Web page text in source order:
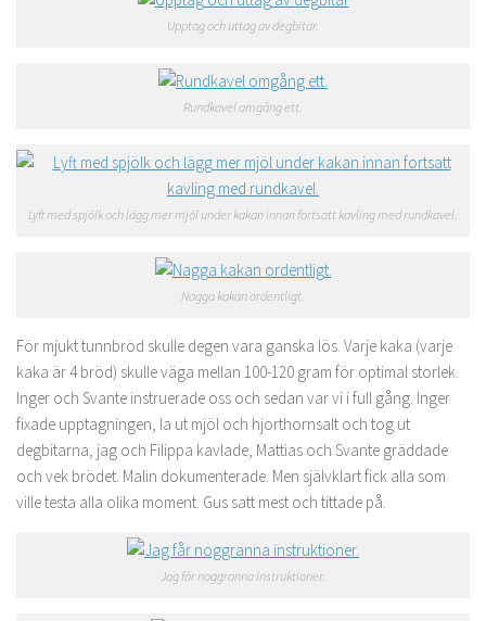
Upptag och uttag av degbitar.
Rundkavel omgång ett.
Lyft med spjölk och lägg mer mjöl under kakan innan fortsatt kavling med rundkavel.
Nagga kakan ordentligt.
För mjukt tunnbröd skulle degen vara ganska lös. Varje kaka (varje
kaka är 4 bröd) skulle väga mellan 100-120 gram för optimal storlek.
Inger och Svante instruerade oss och sedan var vi i full gång. Inger
fixade upptagningen, la ut mjöl och hjorthornsalt och tog ut
degbitarna, jag och Filippa kavlade, Mattias och Svante gräddade
och vek brödet. Malin dokumenterade. Men självklart fick alla som
ville testa alla olika moment. Gus satt mest och tittade på.
Jag får noggranna instruktioner.